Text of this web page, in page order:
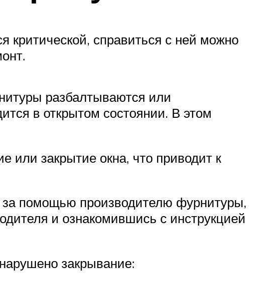
критической, справиться с ней можно
разбалтываются или
в открытом состоянии. В этом
или закрытие окна, что приводит к
за помощью производителю фурнитуры,
и ознакомившись с инструкцией
закрывание: